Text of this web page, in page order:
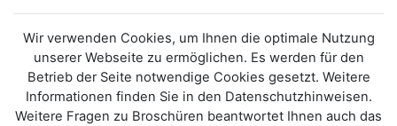
Wir verwenden Cookies, um Ihnen die optimale Nutzung
unserer Webseite zu ermöglichen. Es werden für den
Betrieb der Seite notwendige Cookies gesetzt. Weitere
Informationen finden Sie in den Datenschutzhinweisen.
Weitere Fragen zu Broschüren beantwortet Ihnen auch das